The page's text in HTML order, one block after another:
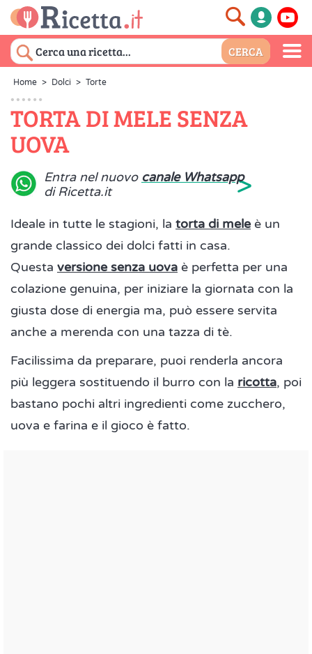
Home > Dolci > Torte
TORTA DI MELE SENZA
UOVA
Entra nel nuovo canale Whatsapp
di Ricetta.it
>
Ideale in tutte le stagioni, la torta di meleè un
grande classico dei dolci fatti in casa.
Questa versione senza uova è perfetta per una
colazione genuina, per iniziare la giornata con la
giusta dose di energia ma, può essere servita
anche a merenda con una tazza di tè.
Facilissima da preparare, puoi renderla ancora
più leggera sostituendo il burro con la ricotta, poi
bastano pochi altri ingredienti come zucchero,
uova e farina e il gioco è fatto.